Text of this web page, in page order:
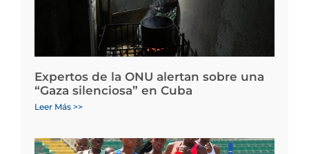
Expertos de la ONU alertan sobre una
“Gaza silenciosa” en Cuba
Leer Más >>